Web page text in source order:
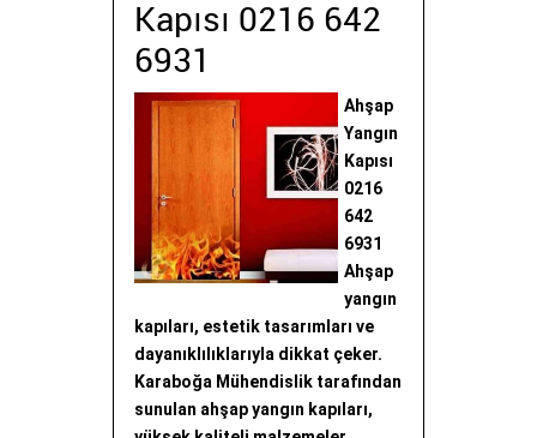
Kapısı 0216 642
6931
Ahşap
Yangın
Kapısı
0216
642
6931
Ahşap
yangın
kapıları, estetik tasarımları ve
dayanıklılıklarıyla dikkat çeker.
Karaboğa Mühendislik tarafından
sunulan ahşap yangın kapıları,